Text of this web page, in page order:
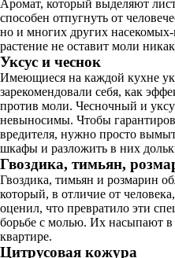
Аромат, который выделяют
способен отпугнуть от
но и многих других
растение не оставит моли
Уксус и чеснок
Имеющиеся на каждой кухне
зарекомендовали себя, как
против моли. Чесночный и
невыносимы. Чтобы
вредителя, нужно просто
шкафы и разложить в них
Гвоздика, тимьян,
Гвоздика, тимьян и розмарин
который, в отличие от
оценил, что превратило эти
борьбе с молью. Их насыпают
квартире.
Цитрусовая кожура